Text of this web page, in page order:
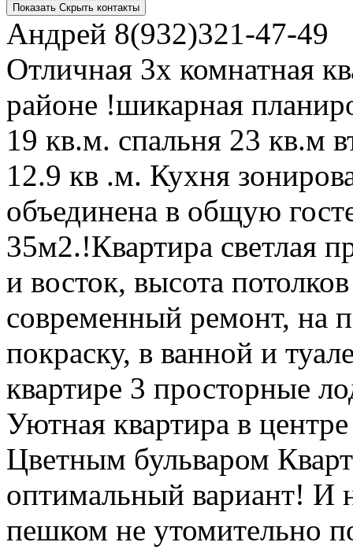
Показать Скрыть контакты
Андрей 8(932)321-47-49
Отличная 3х комнатная
районе !шикарная
19 кв.м. спальня 23 кв.м
12.9 кв .м. Кухня
объединена в общую
35м2.!Квартира светлая
и восток, высота
современный ремонт, на
покраску, в ванной и
квартире 3 просторные
Уютная квартира в
Цветным бульваром
оптимальный вариант! И
пешком не утомительно